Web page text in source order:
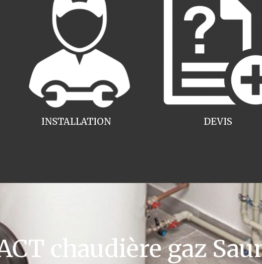
INSTALLATION DEVIS
chaudière gaz